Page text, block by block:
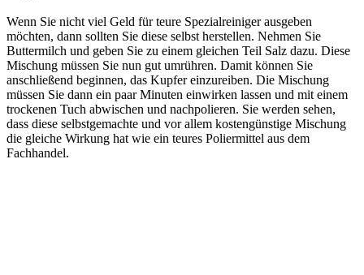
Wenn Sie nicht viel Geld für teure Spezialreiniger ausgeben
möchten, dann sollten Sie diese selbst herstellen. Nehmen Sie
Buttermilch und geben Sie zu einem gleichen Teil Salz dazu. Diese
Mischung müssen Sie nun gut umrühren. Damit können Sie
anschließend beginnen, das Kupfer einzureiben. Die Mischung
müssen Sie dann ein paar Minuten einwirken lassen und mit einem
trockenen Tuch abwischen und nachpolieren. Sie werden sehen,
dass diese selbstgemachte und vor allem kostengünstige Mischung
die gleiche Wirkung hat wie ein teures Poliermittel aus dem
Fachhandel.